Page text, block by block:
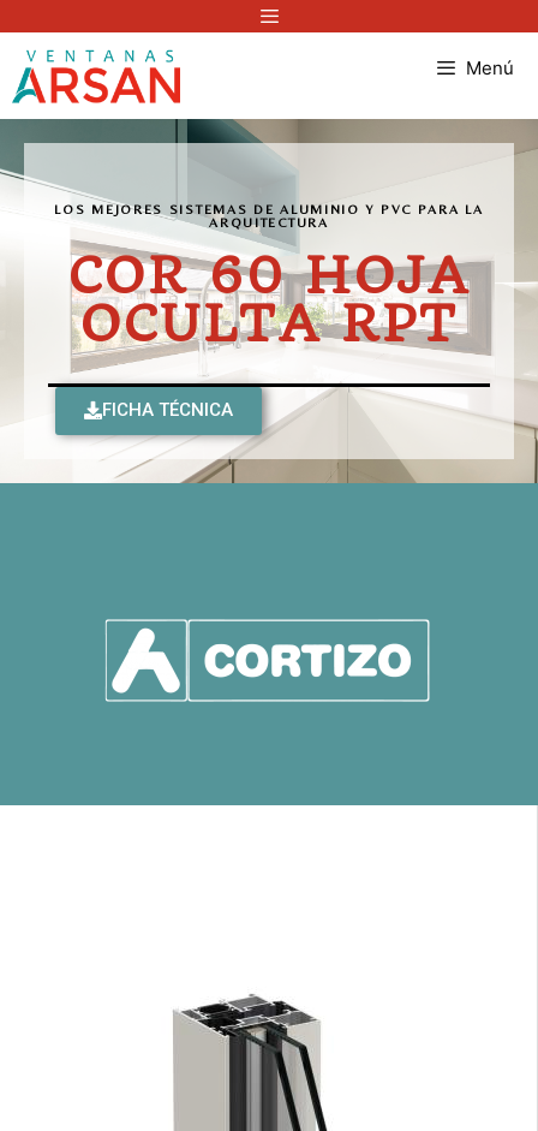
Menú
LOS MEJORES SISTEMAS DE ALUMINIO Y PVC PARA LA
ARQUITECTURA
COR 60 HOJA
OCULTA RPT
FICHA TÉCNICA